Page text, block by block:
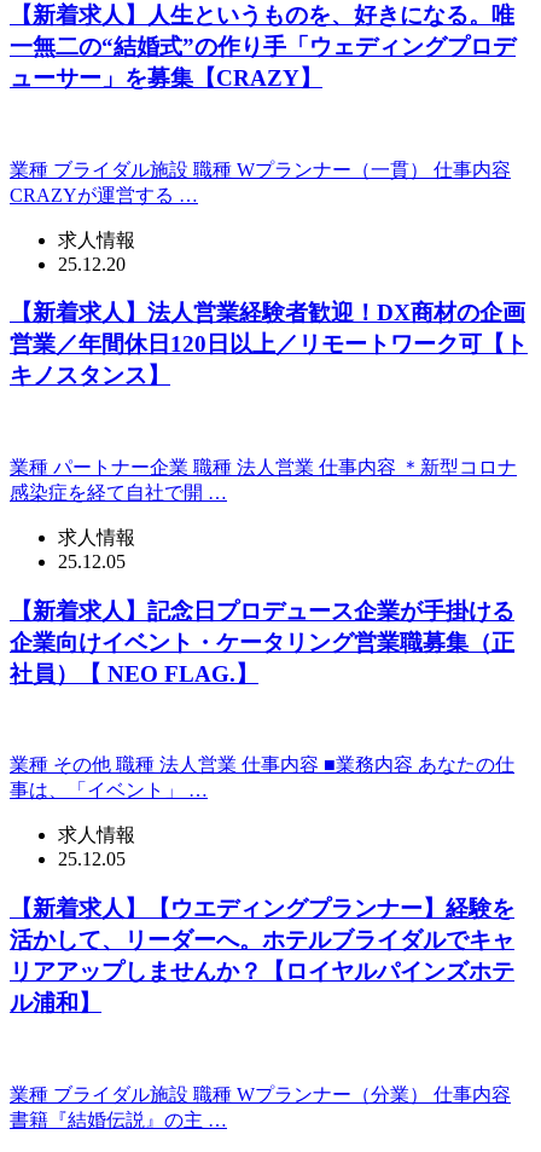
【新着求人】人生というものを、好きになる。唯
一無二の“結婚式”の作り手「ウェディングプロデ
ューサー」を募集【CRAZY】
業種 ブライダル施設 職種 Wプランナー（一貫） 仕事内容
CRAZYが運営する …
求人情報
25.12.20
【新着求人】法人営業経験者歓迎！DX商材の企画
営業／年間休日120日以上／リモートワーク可【ト
キノスタンス】
業種 パートナー企業 職種 法人営業 仕事内容 ＊新型コロナ
感染症を経て自社で開 …
求人情報
25.12.05
【新着求人】記念日プロデュース企業が手掛ける
企業向けイベント・ケータリング営業職募集（正
社員）【 NEO FLAG.】
業種 その他 職種 法人営業 仕事内容 ■業務内容 あなたの仕
事は、「イベント」 …
求人情報
25.12.05
【新着求人】【ウエディングプランナー】経験を
活かして、リーダーへ。ホテルブライダルでキャ
リアアップしませんか？【ロイヤルパインズホテ
ル浦和】
業種 ブライダル施設 職種 Wプランナー（分業） 仕事内容
書籍『結婚伝説』の主 …